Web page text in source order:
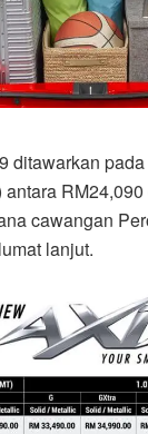
ditawarkan
cawangan
lanjut.